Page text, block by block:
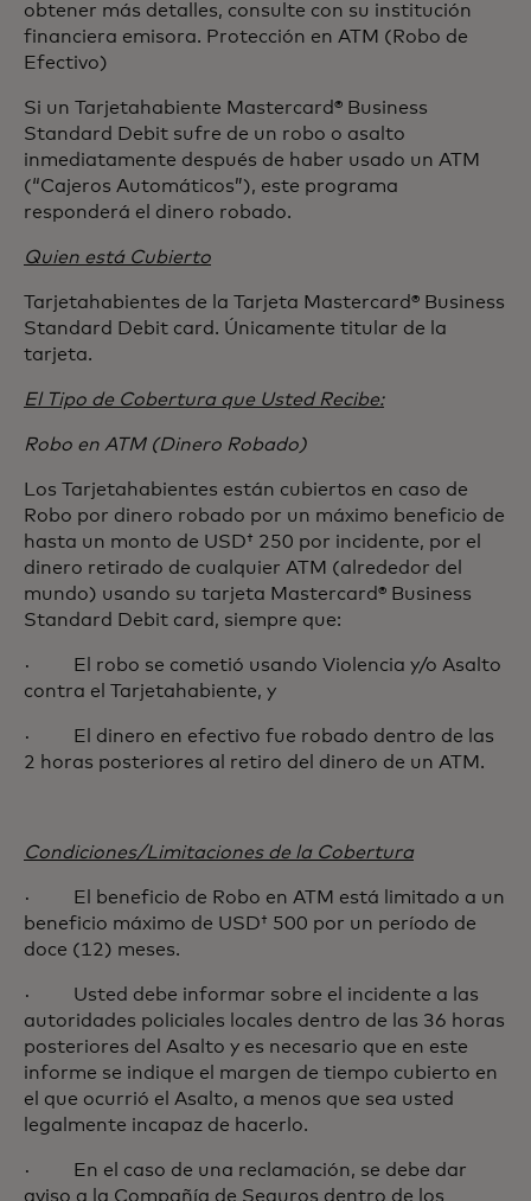
obtener más detalles, consulte con su institución
financiera emisora. Protección en ATM (Robo de
Efectivo)
Si un Tarjetahabiente Mastercard® Business
Standard Debit sufre de un robo o asalto
inmediatamente después de haber usado un ATM
(“Cajeros Automáticos”), este programa
responderá el dinero robado.
Quien está Cubierto
Tarjetahabientes de la Tarjeta Mastercard® Business
Standard Debit card. Únicamente titular de la
tarjeta.
El Tipo de Cobertura que Usted Recibe:
Robo en ATM (Dinero Robado)
Los Tarjetahabientes están cubiertos en caso de
Robo por dinero robado por un máximo beneficio de
hasta un monto de USD† 250 por incidente, por el
dinero retirado de cualquier ATM (alrededor del
mundo) usando su tarjeta Mastercard® Business
Standard Debit card, siempre que:
· El robo se cometió usando Violencia y/o Asalto
contra el Tarjetahabiente, y
· El dinero en efectivo fue robado dentro de las
2 horas posteriores al retiro del dinero de un ATM.
Condiciones/Limitaciones de la Cobertura
· El beneficio de Robo en ATM está limitado a un
beneficio máximo de USD† 500 por un período de
doce (12) meses.
· Usted debe informar sobre el incidente a las
autoridades policiales locales dentro de las 36 horas
posteriores del Asalto y es necesario que en este
informe se indique el margen de tiempo cubierto en
el que ocurrió el Asalto, a menos que sea usted
legalmente incapaz de hacerlo.
· En el caso de una reclamación, se debe dar
aviso a la Compañía de Seguros dentro de los